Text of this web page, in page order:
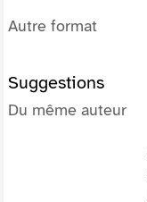
Autre format
Suggestions
Du même auteur